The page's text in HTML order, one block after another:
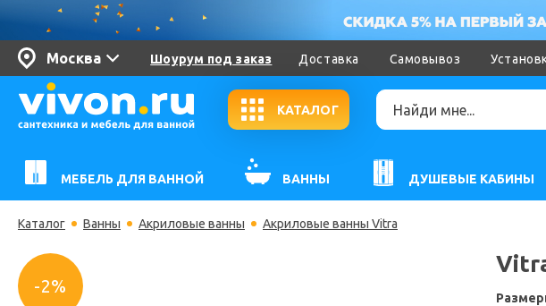
Москва Шоурум под заказ Доставка Самовывоз
КАТАЛОГ
МЕБЕЛЬ ДЛЯ ВАННОЙ ВАННЫ ДУШЕВЫЕ КАБИНЫ
Каталог Ванны Акриловые ванны Акриловые ванны Vitra
-2%